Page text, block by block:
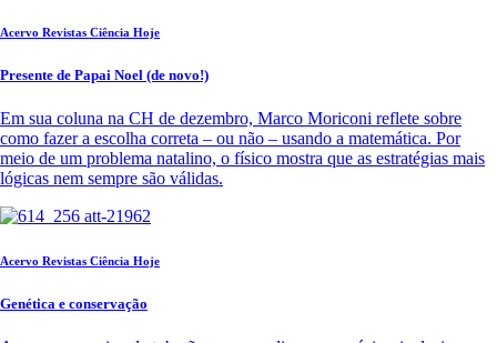
Acervo Revistas Ciência Hoje
Presente de Papai Noel (de novo!)
Em sua coluna na CH de dezembro, Marco Moriconi reflete sobre
como fazer a escolha correta – ou não – usando a matemática. Por
meio de um problema natalino, o físico mostra que as estratégias mais
lógicas nem sempre são válidas.
Acervo Revistas Ciência Hoje
Genética e conservação